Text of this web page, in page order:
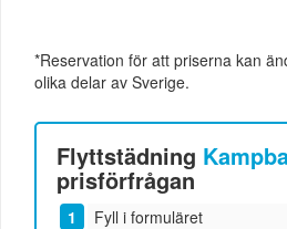
*Reservation för att priserna kan
olika delar av Sverige.
Flyttstädning
prisförfrågan
Fyll i formuläret